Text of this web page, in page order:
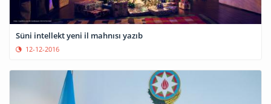
Süni intellekt yeni il mahnısı yazıb
12-12-2016